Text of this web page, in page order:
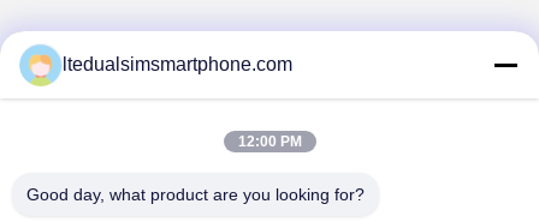
China Android Phone Online Marketplace
ltedualsimsmartphone.com
12:00 PM
Good day, what product are you looking for?